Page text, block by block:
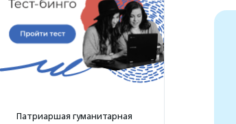
Патриаршая гуманитарная